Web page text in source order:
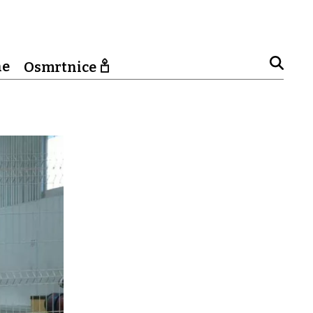
Osmrtnice